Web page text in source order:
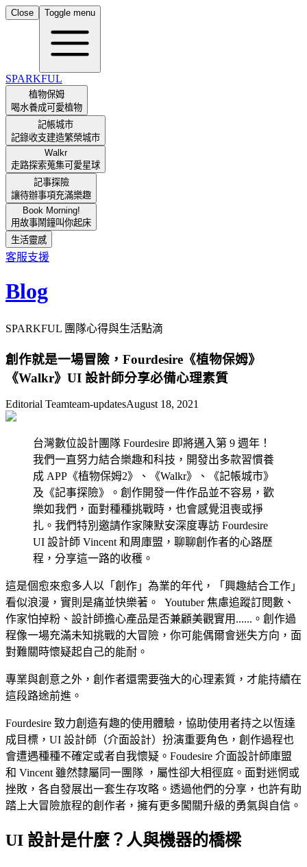
Close Toggle menu
SPARKFUL
植物保姆
喝水養成可愛植物
記帳城市
記錄收支建造繁榮城市
Walkr
走路探索蒐集可愛星球
記事探險
讓待辦事項充滿樂趣
Book Morning!
用故事鬧鐘叫你起床
生活靈感
客服支援
Blog
SPARKFUL 團隊心得與生活點滴
創作就是一場冒險，Fourdesire《植物保姆》
《Walkr》UI 設計師分享必備心理素質
Editorial Teamteam-updatesAugust 18, 2021
台灣數位設計團隊 Fourdesire 即將邁入第 9 週年！
我們一直努力結合樂趣和科技，開發出多款習慣養
成 APP《植物保姆2》、《Walkr》、《記帳城市》
及《記事探險》。創作開發一件作品並不容易，歡
樂如我們，面對種種挑戰時，也會感覺沮喪或掙
扎。我們特別邀請作家陳默安深度專訪 Fourdesire
UI 設計師 Vincent 和周庫盟，聊聊創作者的心路歷
程，分享這一路的收穫。
這是個愈來愈多人以「創作」為業的年代，「興趣結合工作」
看似浪漫，實則是痛並快樂著。 Youtuber 焦慮追蹤訂閱數、
作家怕掉粉、設計師擔心產品是否兼顧美觀實用......。創作過
程像一場充滿未知挑戰的大冒險，你可能偶爾會迷失方向，面
對難關時懷疑起自己的能耐。
專業與創意之外，創作者還需要強大的心理素質，才能持續在
這段路途前進。
Fourdesire 致力創造有趣的使用體驗，協助使用者持之以恆達
成目標，UI 設計師（介面設計）扮演重要角色，創作過程也
會遭遇種種不確定或者自我懷疑。Foudesire 介面設計師庫盟
和 Vincent 雖然隸屬同一團隊 ，屬性卻大相徑庭。面對迷惘或
挫敗，各自發展出一套生存攻略。透過他們的分享，也許有助
踏上大冒險旅程的創作者，擁有更多闖關升級的勇氣與自信。
UI 設計是什麼？人與機器的橋樑